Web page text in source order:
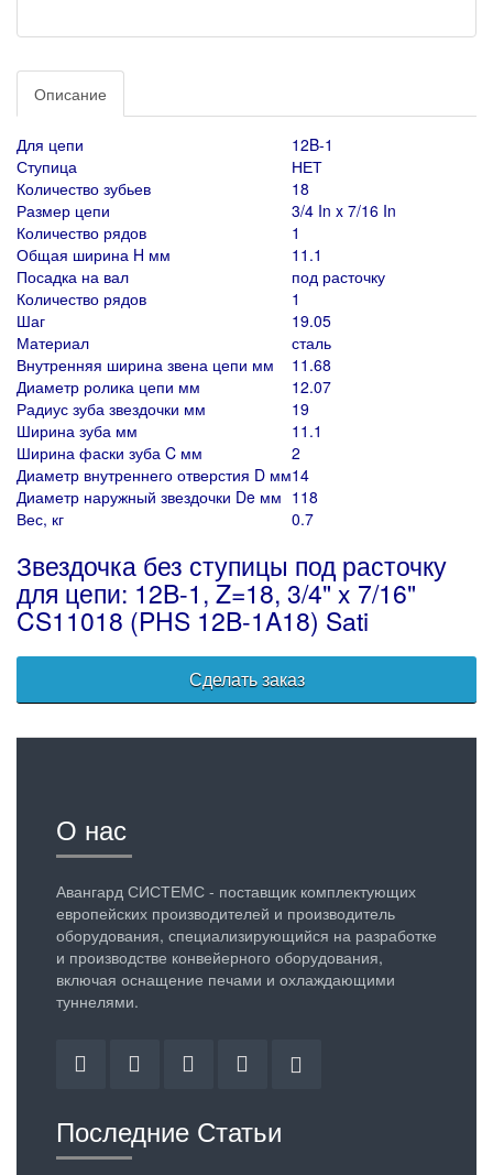
Описание
Для цепи
12B-1
Ступица
НЕТ
Количество зубьев
18
Размер цепи
3/4 In x 7/16 In
Количество рядов
1
Общая ширина H мм
11.1
Посадка на вал
под расточку
Количество рядов
1
Шаг
19.05
Материал
сталь
Внутренняя ширина звена цепи мм
11.68
Диаметр ролика цепи мм
12.07
Радиус зуба звездочки мм
19
Ширина зуба мм
11.1
Ширина фаски зуба C мм
2
Диаметр внутреннего отверстия D мм14
Диаметр наружный звездочки De мм 118
Вес, кг
0.7
Звездочка без ступицы под расточку
для цепи: 12B-1, Z=18, 3/4" x 7/16"
CS11018 (PHS 12B-1A18) Sati
Сделать заказ
О нас
Авангард СИСТЕМС - поставщик комплектующих
европейских производителей и производитель
оборудования, специализирующийся на разработке
и производстве конвейерного оборудования,
включая оснащение печами и охлаждающими
туннелями.
Последние Статьи